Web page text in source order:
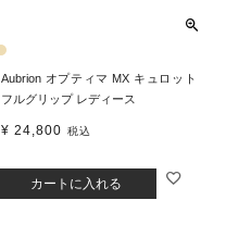
Aubrion オプティマ MX キュロット
フルグリップ レディース
¥ 24,800 税込
カートに入れる